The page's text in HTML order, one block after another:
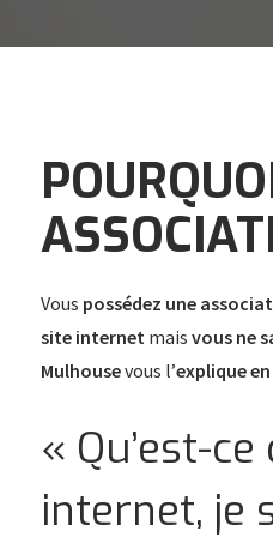
Vous possédez une
site internet mais vous ne
Mulhousevous l’explique
« Qu’est-
internet, je